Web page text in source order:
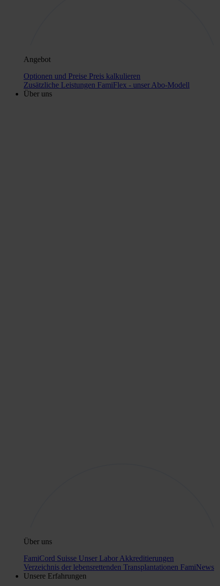
Angebot
Optionen und Preise Preis kalkulieren
Zusätzliche Leistungen FamiFlex - unser Abo-Modell
Über uns
Über uns
FamiCord Suisse Unser Labor Akkreditierungen
Verzeichnis der lebensrettenden Transplantationen FamiNews
Unsere Erfahrungen